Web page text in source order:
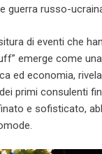
guerra russo-
di eventi che
emerge come
ed economia,
primi consulenti
e sofisticato,